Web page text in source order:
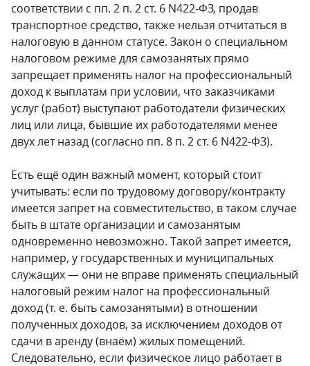
соответствии с пп. 2 п. 2 ст. 6 N422-ФЗ, продав
транспортное средство, также нельзя отчитаться в
налоговую в данном статусе. Закон о специальном
налоговом режиме для самозанятых прямо
запрещает применять налог на профессиональный
доход к выплатам при условии, что заказчиками
услуг (работ) выступают работодатели физических
лиц или лица, бывшие их работодателями менее
двух лет назад (согласно пп. 8 п. 2 ст. 6 N422-ФЗ).
Есть ещё один важный момент, который стоит
учитывать: если по трудовому договору/контракту
имеется запрет на совместительство, в таком случае
быть в штате организации и самозанятым
одновременно невозможно. Такой запрет имеется,
например, у государственных и муниципальных
служащих — они не вправе применять специальный
налоговый режим налог на профессиональный
доход (т. е. быть самозанятыми) в отношении
полученных доходов, за исключением доходов от
сдачи в аренду (внаём) жилых помещений.
Следовательно, если физическое лицо работает в